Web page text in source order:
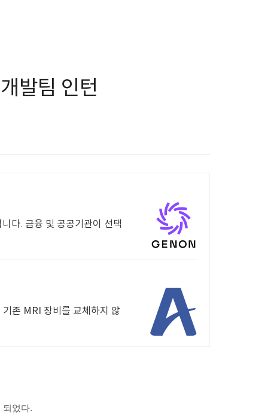
발팀 인턴
다. 금융 및 공공기관이 선택
존 MRI 장비를 교체하지 않
되었다.